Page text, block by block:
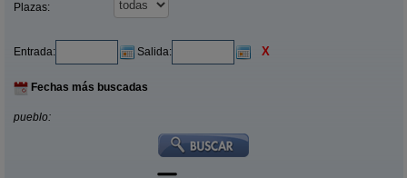
Plazas:
Entrada: Salida: X
Fechas más buscadas
pueblo: